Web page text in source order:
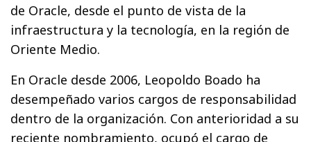
de Oracle, desde el punto de vista de la
infraestructura y la tecnología, en la región de
Oriente Medio.
En Oracle desde 2006, Leopoldo Boado ha
desempeñado varios cargos de responsabilidad
dentro de la organización. Con anterioridad a su
reciente nombramiento, ocupó el cargo de